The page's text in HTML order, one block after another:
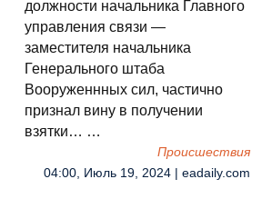
должности начальника Главного
управления связи —
заместителя начальника
Генерального штаба
Вооруженнных сил, частично
признал вину в получении
взятки… …
Происшествия
04:00, Июль 19, 2024 | eadaily.com